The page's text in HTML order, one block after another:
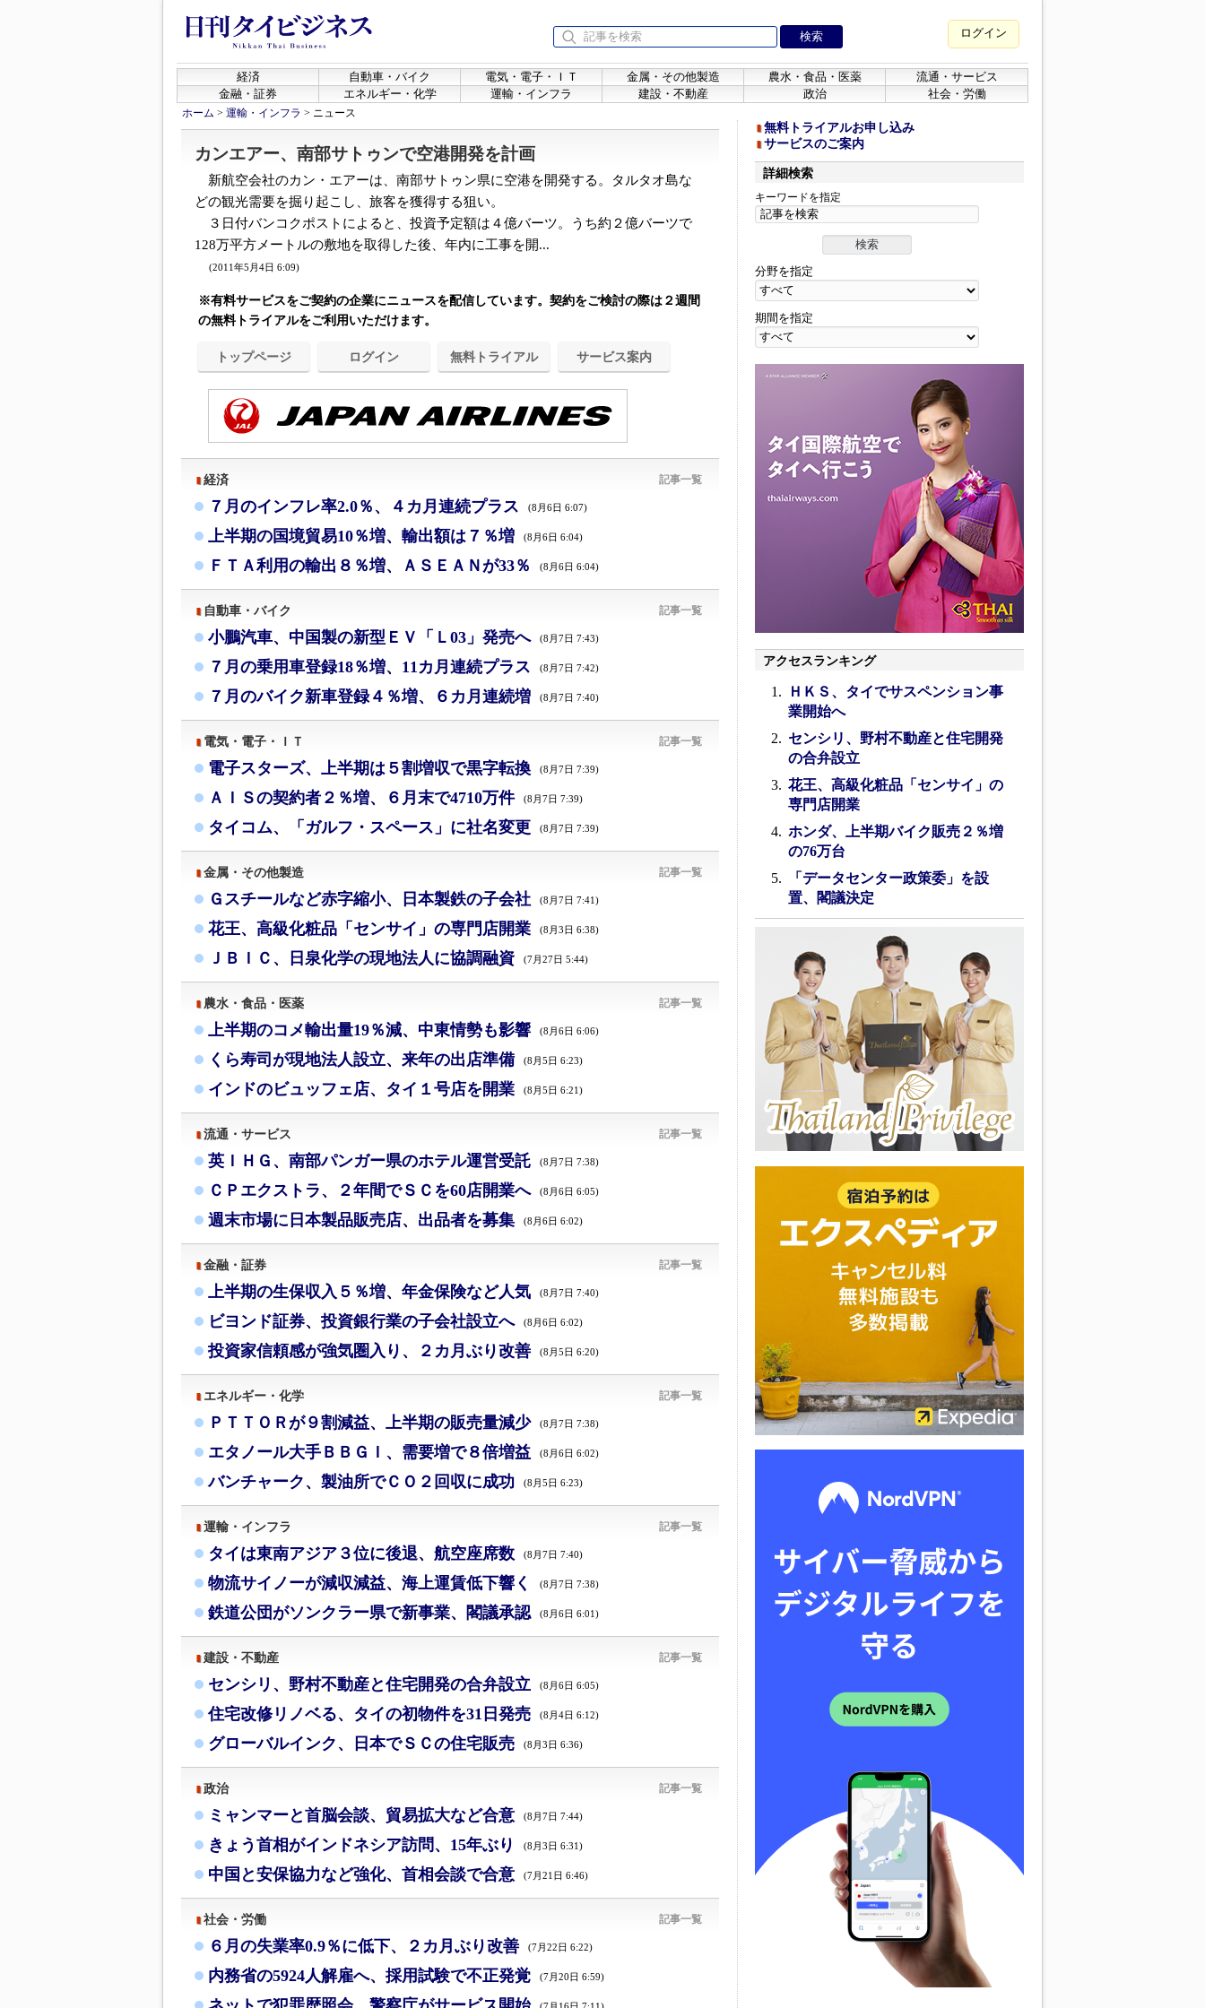
ログイン
経済 自動車・バイク 電気・電子・ＩＴ 金属・その他製造 農水・食品・医薬
流通・サービス
金融・証券
エネルギー・化学 運輸・インフラ 建設・不動産 政治 社会・労働
ホーム > 運輸・インフラ > ニュース
カンエアー、南部サトゥンで空港開発を計画
新航空会社のカン・エアーは、南部サトゥン県に空港を開発する。タルタオ島な
どの観光需要を掘り起こし、旅客を獲得する狙い。
３日付バンコクポストによると、投資予定額は４億バーツ。うち約２億バーツで
128万平方メートルの敷地を取得した後、年内に工事を開...
(2011年5月4日 6:09)
※有料サービスをご契約の企業にニュースを配信しています。契約をご検討の際は２週間
の無料トライアルをご利用いただけます。
トップページ ログイン 無料トライアル サービス案内
経済 記事一覧
７月のインフレ率2.0％、４カ月連続プラス (8月6日 6:07)
上半期の国境貿易10％増、輸出額は７％増 (8月6日 6:04)
ＦＴＡ利用の輸出８％増、ＡＳＥＡＮが33％ (8月6日 6:04)
自動車・バイク 記事一覧
小鵬汽車、中国製の新型ＥＶ「Ｌ03」発売へ (8月7日 7:43)
７月の乗用車登録18％増、11カ月連続プラス (8月7日 7:42)
７月のバイク新車登録４％増、６カ月連続増 (8月7日 7:40)
電気・電子・ＩＴ 記事一覧
電子スターズ、上半期は５割増収で黒字転換 (8月7日 7:39)
ＡＩＳの契約者２％増、６月末で4710万件 (8月7日 7:39)
タイコム、「ガルフ・スペース」に社名変更 (8月7日 7:39)
金属・その他製造 記事一覧
Ｇスチールなど赤字縮小、日本製鉄の子会社 (8月7日 7:41)
花王、高級化粧品「センサイ」の専門店開業 (8月3日 6:38)
ＪＢＩＣ、日泉化学の現地法人に協調融資 (7月27日 5:44)
農水・食品・医薬 記事一覧
上半期のコメ輸出量19％減、中東情勢も影響 (8月6日 6:06)
くら寿司が現地法人設立、来年の出店準備 (8月5日 6:23)
インドのビュッフェ店、タイ１号店を開業 (8月5日 6:21)
流通・サービス 記事一覧
英ＩＨＧ、南部パンガー県のホテル運営受託 (8月7日 7:38)
ＣＰエクストラ、２年間でＳＣを60店開業へ (8月6日 6:05)
週末市場に日本製品販売店、出品者を募集 (8月6日 6:02)
金融・証券 記事一覧
上半期の生保収入５％増、年金保険など人気 (8月7日 7:40)
ビヨンド証券、投資銀行業の子会社設立へ (8月6日 6:02)
投資家信頼感が強気圏入り、２カ月ぶり改善 (8月5日 6:20)
エネルギー・化学 記事一覧
ＰＴＴＯＲが９割減益、上半期の販売量減少 (8月7日 7:38)
エタノール大手ＢＢＧＩ、需要増で８倍増益 (8月6日 6:02)
バンチャーク、製油所でＣＯ２回収に成功 (8月5日 6:23)
運輸・インフラ 記事一覧
タイは東南アジア３位に後退、航空座席数 (8月7日 7:40)
物流サイノーが減収減益、海上運賃低下響く (8月7日 7:38)
鉄道公団がソンクラー県で新事業、閣議承認 (8月6日 6:01)
建設・不動産 記事一覧
センシリ、野村不動産と住宅開発の合弁設立 (8月6日 6:05)
住宅改修リノベる、タイの初物件を31日発売 (8月4日 6:12)
グローバルインク、日本でＳＣの住宅販売 (8月3日 6:36)
政治 記事一覧
ミャンマーと首脳会談、貿易拡大など合意 (8月7日 7:44)
きょう首相がインドネシア訪問、15年ぶり (8月3日 6:31)
中国と安保協力など強化、首相会談で合意 (7月21日 6:46)
社会・労働 記事一覧
６月の失業率0.9％に低下、２カ月ぶり改善 (7月22日 6:22)
内務省の5924人解雇へ、採用試験で不正発覚 (7月20日 6:59)
無料トライアルお申し込み
サービスのご案内
詳細検索
キーワードを指定
分野を指定
期間を指定
アクセスランキング
ＨＫＳ、タイでサスペンション事
業開始へ
センシリ、野村不動産と住宅開発
の合弁設立
花王、高級化粧品「センサイ」の
専門店開業
ホンダ、上半期バイク販売２％増
の76万台
「データセンター政策委」を設
置、閣議決定